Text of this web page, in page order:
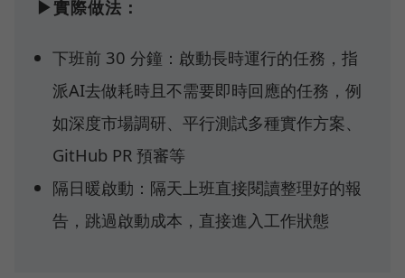
▶實際做法：
下班前 30 分鐘：啟動長時運行的任務，指
派AI去做耗時且不需要即時回應的任務，例
如深度市場調研、平行測試多種實作方案、
GitHub PR 預審等
隔日暖啟動：隔天上班直接閱讀整理好的報
告，跳過啟動成本，直接進入工作狀態